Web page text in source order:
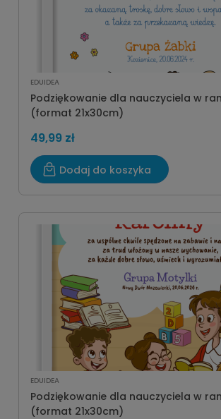
EDUIDEA
Podziękowanie dla nauczyciela w
(format 21x30cm)
49,99 zł
Dodaj do koszyka
EDUIDEA
Podziękowanie dla nauczyciela w
(format 21x30cm)